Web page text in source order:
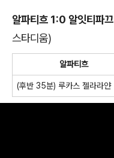
알파티흐 1:0 알잇티파끄
스타디움)
알파티흐
(후반 35분) 루카스 젤라라얀